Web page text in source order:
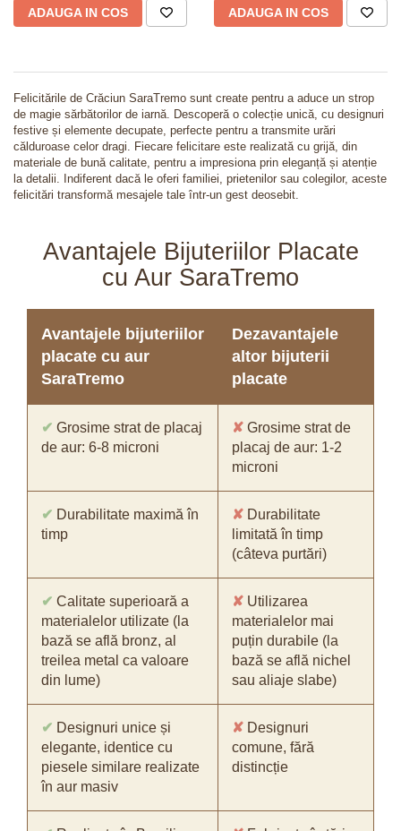
ADAUGA IN COS ADAUGA IN COS
Felicitările de Crăciun SaraTremo sunt create pentru a aduce un strop
de magie sărbătorilor de iarnă. Descoperă o colecție unică, cu designuri
festive și elemente decupate, perfecte pentru a transmite urări
călduroase celor dragi. Fiecare felicitare este realizată cu grijă, din
materiale de bună calitate, pentru a impresiona prin eleganță și atenție
la detalii. Indiferent dacă le oferi familiei, prietenilor sau colegilor, aceste
felicitări transformă mesajele tale într-un gest deosebit.
Avantajele Bijuteriilor Placate
cu Aur SaraTremo
Avantajele bijuteriilor
placate cu aur
SaraTremo
Dezavantajele
altor bijuterii
placate
✔ Grosime strat de placaj
de aur: 6-8 microni
✘ Grosime strat de
placaj de aur: 1-2
microni
✔ Durabilitate maximă în
timp
✘ Durabilitate
limitată în timp
(câteva purtări)
✔ Calitate superioară a
materialelor utilizate (la
bază se află bronz, al
treilea metal ca valoare
din lume)
✘ Utilizarea
materialelor mai
puțin durabile (la
bază se află nichel
sau aliaje slabe)
✔ Designuri unice și
elegante, identice cu
piesele similare realizate
în aur masiv
✘ Designuri
comune, fără
distincție